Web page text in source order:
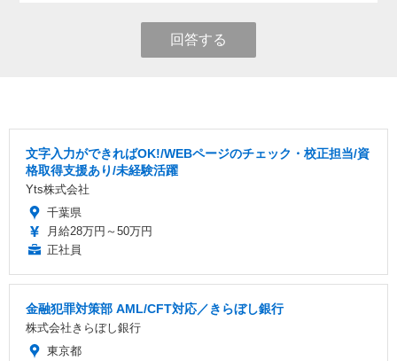
回答する
文字入力ができればOK!/WEBページのチェック・校正担当/資
格取得支援あり/未経験活躍
Yts株式会社
千葉県
月給28万円～50万円
正社員
金融犯罪対策部 AML/CFT対応／きらぼし銀行
株式会社きらぼし銀行
東京都